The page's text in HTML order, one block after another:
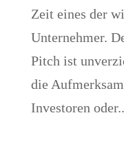
Zeit eines der
Unternehmer.
Pitch ist
die
Investoren